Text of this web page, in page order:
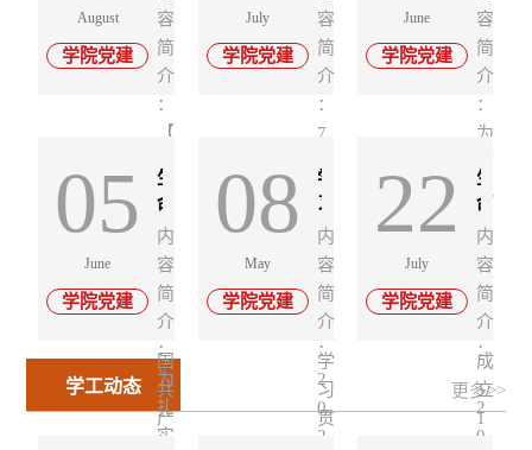
August
学院党建
行
时】
新
华
社
系
列
快
学
习
贯
彻
习
近
平
总
容
简
介
：
【
习
行
时
】
中
国
共
产
July
学院党建
会
精
神
精
研
党
建
思
——
生
命
科
学
学
院
党
容
简
介
：
7
，
为
深
入
学
习
贯
June
学院党建
领
践
初
心
科
普
助
农
乡
村
——
生
命
科
学
学
容
简
介
：
为
庆
祝
国
共
产
党
成
立
1
05
June
学院党建
生
命
科
学
学
院
开
展
树
立
和
内
容
简
介
：
为
扎
实
08
May
学院党建
学
习
《中
国
共
产
党
章
程》
——
陈
内
容
简
介
：
2
0
2
22
July
学院党建
生
命
科
学
学
院
党
委
师
生
党
内
容
简
介
：
2
0
学工动态 更多>>